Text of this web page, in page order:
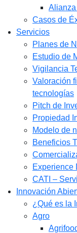
Casos de
Servicios
Planes de
Estudio de
Vigilancia
Valoración
tecnologías
Pitch de
Propiedad
Modelo de
Beneficios
Experience
CATI –
Innovación
¿Qué es la
Agro